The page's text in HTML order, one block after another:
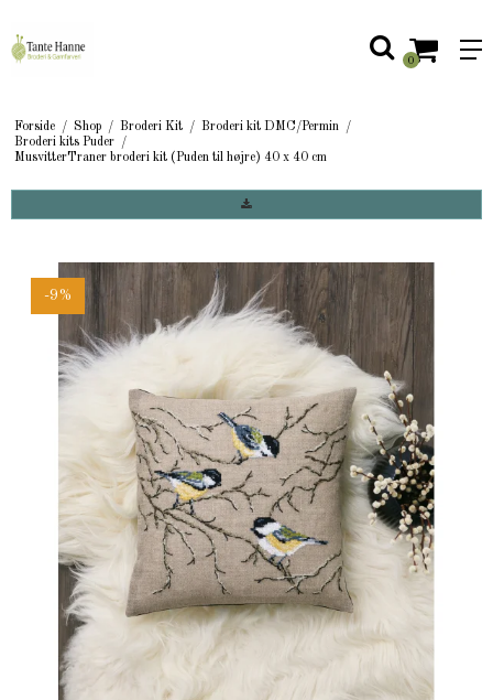
0
Forside / Shop / Broderi Kit / Broderi kit DMC/Permin
/
Broderi kits Puder /
MusvitterTraner broderi kit (Puden til højre) 40 x 40 cm
-9%